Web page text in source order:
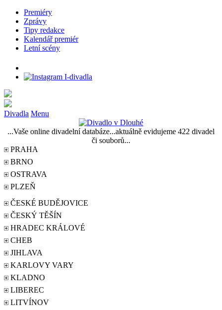
Premiéry
Zprávy
Tipy redakce
Kalendář premiér
Letní scény
Divadla Menu
...Vaše online divadelní databáze...aktuálně evidujeme 422 divadel
či souborů...
PRAHA
BRNO
OSTRAVA
PLZEŇ
ČESKÉ BUDĚJOVICE
ČESKÝ TĚŠÍN
HRADEC KRÁLOVÉ
CHEB
JIHLAVA
KARLOVY VARY
KLADNO
LIBEREC
LITVÍNOV